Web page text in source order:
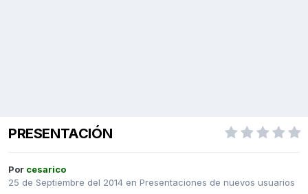
PRESENTACIÓN
Por cesarico
25 de Septiembre del 2014 en Presentaciones de nuevos usuarios